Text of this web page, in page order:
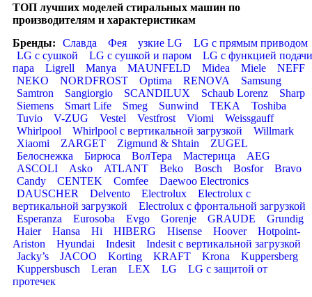
ТОП лучших моделей стиральных машин по
производителям и характеристикам
Бренды:
Славда Фея узкие LG
LG с прямым приводом
LG с сушкой
LG с сушкой и паром
LG с функцией подачи
пара
Ligrell Manya MAUNFELD Midea Miele
NEFF
NEKO
NORDFROST Optima RENOVA
Samsung
Samtron
Sangiorgio SCANDILUX Schaub Lorenz
Sharp
Siemens
Smart Life Smeg Sunwind TEKA
Toshiba
Tuvio
V-ZUG Vestel Vestfrost Viomi
Weissgauff
Whirlpool
Whirlpool с вертикальной загрузкой
Willmark
Xiaomi
ZARGET Zigmund & Shtain
ZUGEL
Белоснежка
Бирюса ВолТера Мастерица
AEG
ASCOLI
Asko ATLANT Beko Bosch Bosfor
Bravo
Candy
CENTEK Comfee
Daewoo Electronics
DAUSCHER
Delvento Electrolux
Electrolux с
вертикальной загрузкой
Electrolux с фронтальной загрузкой
Esperanza
Eurosoba Evgo Gorenje GRAUDE
Grundig
Haier
Hansa Hi HIBERG Hisense Hoover
Hotpoint-
Ariston
Hyundai Indesit
Indesit с вертикальной загрузкой
Jacky’s
JACOO Korting KRAFT Krona
Kuppersberg
Kuppersbusch
Leran LEX LG
LG с защитой от
протечек